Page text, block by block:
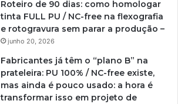
Roteiro de 90 dias: como homologar
tinta FULL PU / NC-free na flexografia
e rotogravura sem parar a produção –
junho 20, 2026
Fabricantes já têm o “plano B” na
prateleira: PU 100% / NC-free existe,
mas ainda é pouco usado: a hora é
transformar isso em projeto de